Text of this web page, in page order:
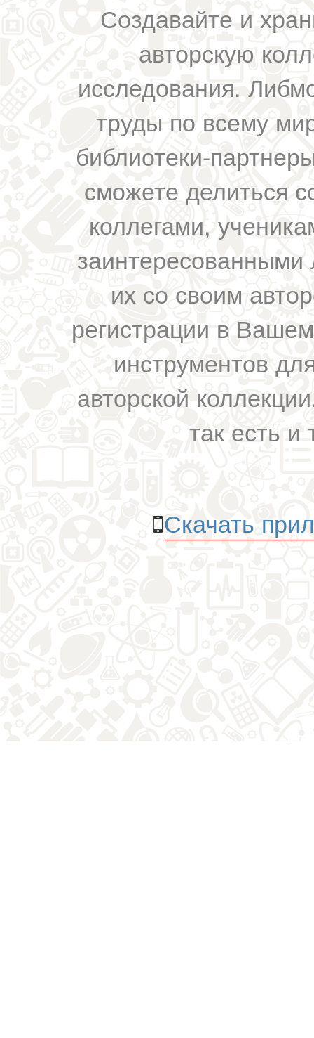
Создавайте и
авторскую
исследования.
труды по всему
библиотеки-
сможете делиться
коллегами,
их со своим
регистрации в
инструментов
авторской
так есть и
Скачать